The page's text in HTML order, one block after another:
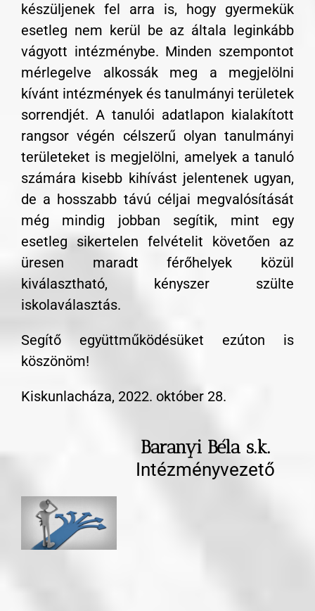
készüljenek fel arra is, hogy gyermekük
esetleg nem kerül be az általa leginkább
vágyott intézménybe. Minden szempontot
mérlegelve alkossák meg a megjelölni
kívánt intézmények és tanulmányi területek
sorrendjét. A tanulói adatlapon kialakított
rangsor végén célszerű olyan tanulmányi
területeket is megjelölni, amelyek a tanuló
számára kisebb kihívást jelentenek ugyan,
de a hosszabb távú céljai megvalósítását
még mindig jobban segítik, mint egy
esetleg sikertelen felvételit követően az
üresen maradt férőhelyek közül
kiválasztható, kényszer szülte
iskolaválasztás.
Segítő együttműködésüket ezúton is
köszönöm!
Kiskunlacháza, 2022. október 28.
Baranyi Béla s.k.
Intézményvezető